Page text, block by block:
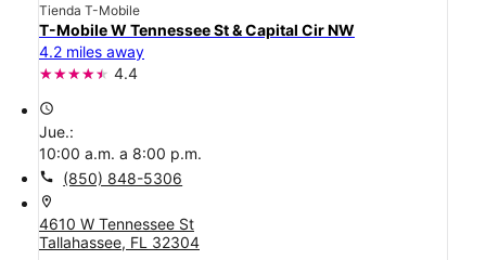
Tienda T-Mobile
T-Mobile W Tennessee St & Capital Cir NW
4.2 miles away
4.4
access_time
Jue.:
10:00 a.m. a 8:00 p.m.
call (850) 848-5306
location_on
4610 W Tennessee St
Tallahassee, FL 32304